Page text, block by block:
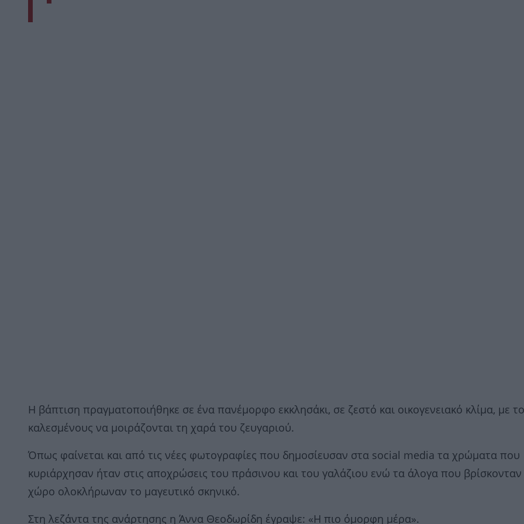
Η βάπτιση πραγματοποιήθηκε σε ένα πανέμορφο εκκλησάκι, σε ζεστό και οικογενειακό κλίμα, με
καλεσμένους να μοιράζονται τη χαρά του ζευγαριού.
Όπως φαίνεται και από τις νέες φωτογραφίες που δημοσίευσαν στα social media τα χρώματα που
κυριάρχησαν ήταν στις αποχρώσεις του πράσινου και του γαλάζιου ενώ τα άλογα που
χώρο ολοκλήρωναν το μαγευτικό σκηνικό.
Στη λεζάντα της ανάρτησης η Άννα Θεοδωρίδη έγραψε: «Η πιο όμορφη μέρα».